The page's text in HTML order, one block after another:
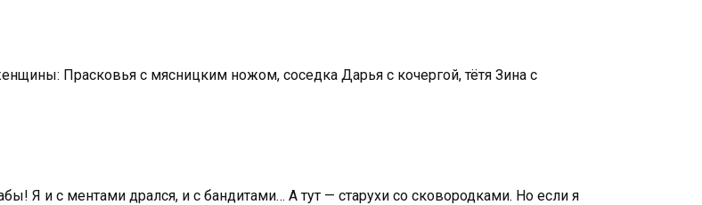
Прасковья с мясницким ножом, соседка Дарья с кочергой, тётя Зина с
Я и с ментами дрался, и с бандитами… А тут — старухи со сковородками. Но если я